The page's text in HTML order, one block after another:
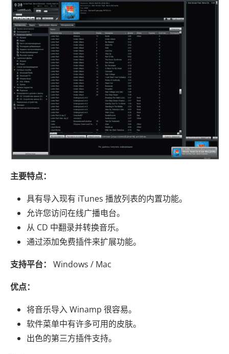
主要特点：
具有导入现有 iTunes 播放列表的内置功能。
允许您访问在线广播电台。
从 CD 中翻录并转换音乐。
通过添加免费插件来扩展功能。
支持平台：
Windows / Mac
优点：
将音乐导入 Winamp 很容易。
软件菜单中有许多可用的皮肤。
出色的第三方插件支持。